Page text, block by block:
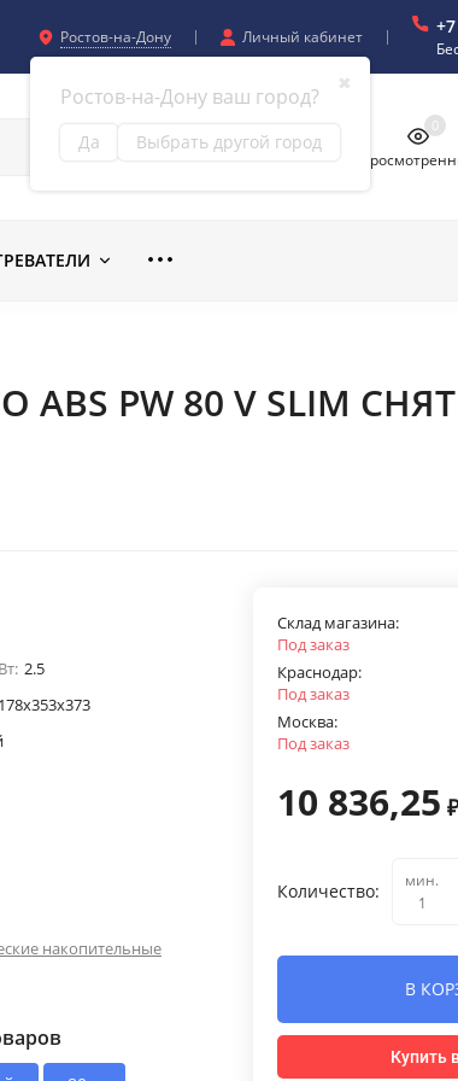
Ростов-на-Дону
✖
Ростов-на-Дону ваш город?
Да Выбрать другой город
Личный кабинет
0
ABS PW 80 V SLIM
2.5
накопительные
Склад магазина:
Под заказ
Краснодар:
Под заказ
Москва:
Под заказ
10 836,25
Количество:
мин.
1
В
Купить